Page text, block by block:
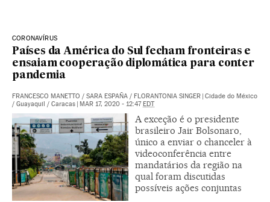
CORONAVÍRUS
Países da América do Sul fecham fronteiras e
ensaiam cooperação diplomática para conter
pandemia
FRANCESCO MANETTO / SARA ESPAÑA / FLORANTONIA SINGER | Cidade do México
/ Guayaquil / Caracas | MAR 17, 2020 - 12:47EDT
A exceção é o presidente
brasileiro Jair Bolsonaro,
único a enviar o chanceler à
videoconferência entre
mandatários da região na
qual foram discutidas
possíveis ações conjuntas